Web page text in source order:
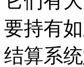
要持有
结算系